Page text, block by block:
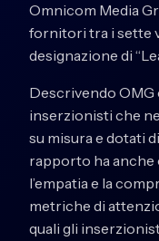
Omnicom Media
fornitori tra i sette
designazione di
Descrivendo OMG
inserzionisti che
su misura e dotati
rapporto ha anche
l’empatia e la
metriche di
quali gli